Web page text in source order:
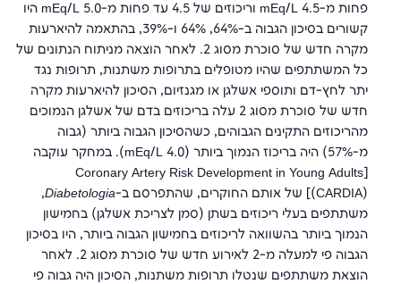
פחות מ-4.5 mEq/L וריכוזים של 4.5 עד פחות מ-5.0 mEq/L היו
קשורים בסיכון הגבוה ב-64%, 64% ו-39%, בהתאמה להיארעות
מקרה חדש של סוכרת מסוג 2. לאחר הוצאה מניתוח הנתונים של
כל המשתתפים שהיו מטופלים בתרופות משתנות, תרופות נגד
יתר לחץ-דם ותוספי אשלגן או מגנזיום, הסיכון להיארעות מקרה
חדש של סוכרת מסוג 2 עלה בריכוזים בדם של אשלגן הנמוכים
מהריכוזים התקינים הגבוהים, כשהסיכון הגבוה ביותר (גבוה
מ-57%) היה בריכוז הנמוך ביותר (4.0 mEq/L). במחקר עוקבה
[Coronary Artery Risk Development in Young Adults
(CARDIA)] של אותם החוקרים, שהתפרסם ב-
Diabetologia
,
משתתפים בעלי ריכוזים בשתן (סמן לצריכת אשלגן) בחמישון
הנמוך ביותר בהשוואה לריכוזים בחמישון הגבוה ביותר, היו בסיכון
הגבוה פי למעלה מ-2 לאירוע חדש של סוכרת מסוג 2. לאחר
הוצאת משתתפים שנטלו תרופות משתנות, הסיכון היה גבוה פי